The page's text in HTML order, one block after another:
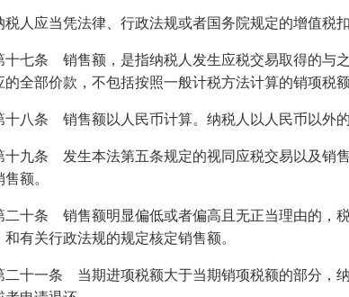
税人应当凭法律、行政法规或者国务院规定的增值税
十七条 销售额，是指纳税人发生应税交易取得的与
的全部价款，不包括按照一般计税方法计算的销项税
十八条 销售额以人民币计算。纳税人以人民币以外
十九条 发生本法第五条规定的视同应税交易以及销
额。
二十条 销售额明显偏低或者偏高且无正当理由的，
和有关行政法规的规定核定销售额。
二十一条 当期进项税额大于当期销项税额的部分，